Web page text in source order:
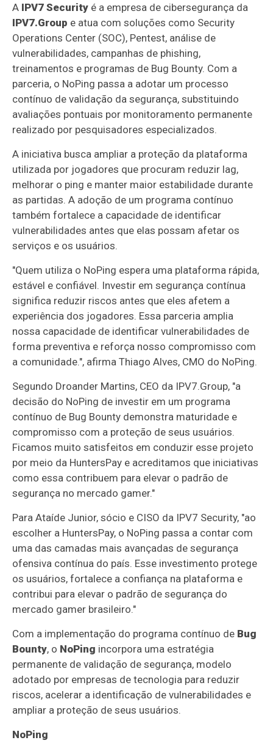
A IPV7 Security é a empresa de cibersegurança da
IPV7.Group e atua com soluções como Security
Operations Center (SOC), Pentest, análise de
vulnerabilidades, campanhas de phishing,
treinamentos e programas de Bug Bounty. Com a
parceria, o NoPing passa a adotar um processo
contínuo de validação da segurança, substituindo
avaliações pontuais por monitoramento permanente
realizado por pesquisadores especializados.
A iniciativa busca ampliar a proteção da plataforma
utilizada por jogadores que procuram reduzir lag,
melhorar o ping e manter maior estabilidade durante
as partidas. A adoção de um programa contínuo
também fortalece a capacidade de identificar
vulnerabilidades antes que elas possam afetar os
serviços e os usuários.
"Quem utiliza o NoPing espera uma plataforma rápida,
estável e confiável. Investir em segurança contínua
significa reduzir riscos antes que eles afetem a
experiência dos jogadores. Essa parceria amplia
nossa capacidade de identificar vulnerabilidades de
forma preventiva e reforça nosso compromisso com
a comunidade.", afirma Thiago Alves, CMO do NoPing.
Segundo Droander Martins, CEO da IPV7.Group, "a
decisão do NoPing de investir em um programa
contínuo de Bug Bounty demonstra maturidade e
compromisso com a proteção de seus usuários.
Ficamos muito satisfeitos em conduzir esse projeto
por meio da HuntersPay e acreditamos que iniciativas
como essa contribuem para elevar o padrão de
segurança no mercado gamer."
Para Ataíde Junior, sócio e CISO da IPV7 Security, "ao
escolher a HuntersPay, o NoPing passa a contar com
uma das camadas mais avançadas de segurança
ofensiva contínua do país. Esse investimento protege
os usuários, fortalece a confiança na plataforma e
contribui para elevar o padrão de segurança do
mercado gamer brasileiro."
Com a implementação do programa contínuo de Bug
Bounty, o NoPing incorpora uma estratégia
permanente de validação de segurança, modelo
adotado por empresas de tecnologia para reduzir
riscos, acelerar a identificação de vulnerabilidades e
ampliar a proteção de seus usuários.
NoPing